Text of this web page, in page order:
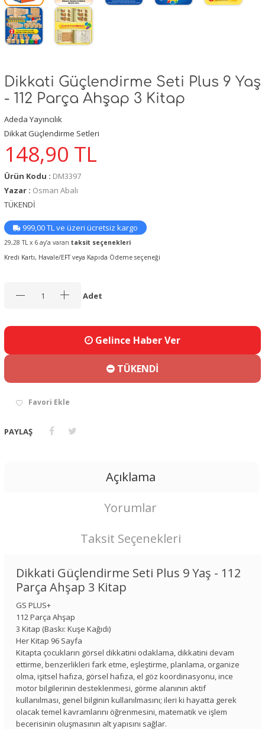
Dikkati Güçlendirme Seti Plus 9 Yaş
- 112 Parça Ahşap 3 Kitap
Adeda Yayıncılık
Dikkat Güçlendirme Setleri
148,90 TL
Ürün Kodu : DM3397
Yazar : Osman Abalı
TÜKENDİ
999,00 TL ve üzeri ücretsiz kargo
29,28 TL x 6 ay’a varan taksit seçenekleri
Kredi Kartı, Havale/EFT veya Kapıda Ödeme seçeneği
Adet
Gelince Haber Ver
TÜKENDİ
Favori Ekle
PAYLAŞ
Açıklama
Yorumlar
Taksit Seçenekleri
Dikkati Güçlendirme Seti Plus 9 Yaş - 112
Parça Ahşap 3 Kitap
GS PLUS+
112 Parça Ahşap
3 Kitap (Baskı: Kuşe Kağıdı)
Her Kitap 96 Sayfa
Kitapta çocukların görsel dikkatini odaklama, dikkatini devam
ettirme, benzerlikleri fark etme, eşleştirme, planlama, organize
olma, işitsel hafıza, görsel hafıza, el göz koordinasyonu, ince
motor bilgilerinin desteklenmesi, görme alanının aktif
kullanılması, genel bilginin kullanılmasını; ileri ki hayatta gerek
olacak temel kavramlarını öğrenmesini, matematik ve işlem
becerisinin oluşmasının alt yapısını sağlar.